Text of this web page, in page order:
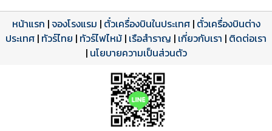
โปรแกรมทัวร์
ดาวน์โหลด PDF
รีวิวลูกค้าจริง
รีวิวจาก eTravelWay
เปิดหน้าเต็ม
ใบอนุญาตนำเที่ยว
เลขที่ 11/11450
เปิดหน้าเต็ม
หน้าแรก |จองโรงแรม | ตั๋วเครื่องบินในประเทศ| ตั๋วเครื่องบินต่าง
ประเทศ | ทัวร์ไทย | ทัวร์ไฟไหม้ | เรือสำราญ | เกี่ยวกับเรา | ติดต่อเรา
| นโยบายความเป็นส่วนตัว